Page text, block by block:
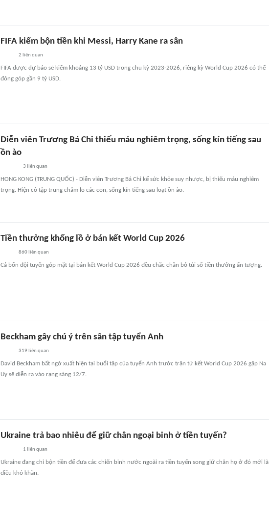
FIFA kiếm bộn tiền khi Messi, Harry Kane ra sân
2 liên quan
FIFA được dự báo sẽ kiếm khoảng 13 tỷ USD trong chu kỳ 2023-2026, riêng kỳ World Cup 2026 có thể
đóng góp gần 9 tỷ USD.
Diễn viên Trương Bá Chi thiếu máu nghiêm trọng, sống kín tiếng sau
ồn ào
3 liên quan
HONG KONG (TRUNG QUỐC) - Diễn viên Trương Bá Chi kể sức khỏe suy nhược, bị thiếu máu nghiêm
trọng. Hiện cô tập trung chăm lo các con, sống kín tiếng sau loạt ồn ào.
Tiền thưởng khổng lồ ở bán kết World Cup 2026
860liên quan
Cả bốn đội tuyển góp mặt tại bán kết World Cup 2026 đều chắc chắn bỏ túi số tiền thưởng ấn tượng.
Beckham gây chú ý trên sân tập tuyển Anh
319 liên quan
David Beckham bất ngờ xuất hiện tại buổi tập của tuyển Anh trước trận tứ kết World Cup 2026 gặp Na
Uy sẽ diễn ra vào rạng sáng 12/7.
Ukraine trả bao nhiêu để giữ chân ngoại binh ở tiền tuyến?
1 liên quan
Ukraine đang chi bộn tiền để đưa các chiến binh nước ngoài ra tiền tuyến song giữ chân họ ở đó mới là
điều khó khăn.